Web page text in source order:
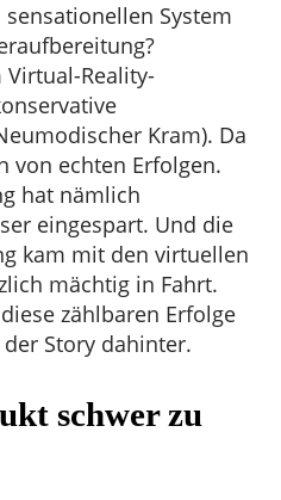
System
Virtual-Reality-
Kram). Da
von echten Erfolgen.
hat nämlich
eingespart. Und die
kam mit den virtuellen
mächtig in Fahrt.
zählbaren Erfolge
Story dahinter.
schwer zu